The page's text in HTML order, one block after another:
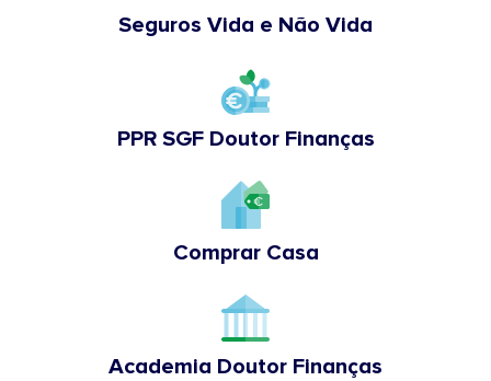
Seguros Vida e Não Vida
PPR SGF Doutor Finanças
Comprar Casa
Academia Doutor Finanças